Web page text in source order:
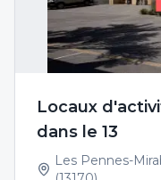
Locaux
dans le 13
Les Pennes-